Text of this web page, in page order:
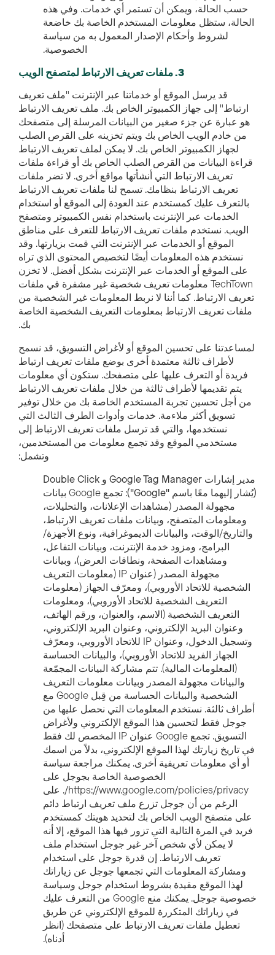
حسب الحالة، ويمكن أن تستمر أي خدمات. وفي هذه
الحالة، ستظل معلومات المستخدم الخاصة بك خاضعة
لشروط وأحكام الإصدار المعمول به من سياسة
الخصوصية.
قد يرسل الموقع أو خدماتنا عبر الإنترنت "ملف تعريف
ارتباط" إلى جهاز الكمبيوتر الخاص بك. ملف تعريف الارتباط
هو عبارة عن جزء صغير من البيانات المرسلة إلى متصفحك
من خادم الويب الخاص بك ويتم تخزينه على القرص الصلب
لجهاز الكمبيوتر الخاص بك. لا يمكن لملف تعريف الارتباط
قراءة البيانات من القرص الصلب الخاص بك أو قراءة ملفات
تعريف الارتباط التي أنشأتها مواقع أخرى. لا تضر ملفات
تعريف الارتباط بنظامك. تسمح لنا ملفات تعريف الارتباط
بالتعرف عليك كمستخدم عند العودة إلى الموقع أو استخدام
الخدمات عبر الإنترنت باستخدام نفس الكمبيوتر ومتصفح
الويب. نستخدم ملفات تعريف الارتباط للتعرف على مناطق
الموقع أو الخدمات عبر الإنترنت التي قمت بزيارتها. وقد
نستخدم هذه المعلومات أيضًا لتخصيص المحتوى الذي تراه
على الموقع أو الخدمات عبر الإنترنت بشكل أفضل. لا تخزن
TechTown معلومات تعريف شخصية غير مشفرة في ملفات
تعريف الارتباط. كما أننا لا نربط المعلومات غير الشخصية من
ملفات تعريف الارتباط بمعلومات التعريف الشخصية الخاصة
بك.
لمساعدتنا على تحسين الموقع أو لأغراض التسويق، قد نسمح
لأطراف ثالثة معتمدة أخرى بوضع ملفات تعريف ارتباط
فريدة أو التعرف عليها على متصفحك. ستكون أي معلومات
يتم تقديمها لأطراف ثالثة من خلال ملفات تعريف الارتباط
من أجل تحسين تجربة المستخدم الخاصة بك من خلال توفير
تسويق أكثر ملاءمة. خدمات وأدوات الطرف الثالث التي
نستخدمها، والتي قد ترسل ملفات تعريف الارتباط إلى
مستخدمي الموقع وقد تجمع معلومات من المستخدمين،
وتشمل:
مدير إشارات Google Tag Manager و Double Click
(يُشار إليهما معًا باسم "Google")
: تجمع Google بيانات
مجهولة المصدر (مشاهدات الإعلانات، والتحليلات،
ومعلومات المتصفح، وبيانات ملفات تعريف الارتباط،
والتاريخ/الوقت، والبيانات الديموغرافية، ونوع الأجهزة/
البرامج، ومزود خدمة الإنترنت، وبيانات التفاعل،
ومشاهدات الصفحة، ونطاقات العرض)، وبيانات
مجهولة المصدر (عنوان IP (معلومات التعريف
الشخصية للاتحاد الأوروبي)، ومعرّف الجهاز (معلومات
التعريف الشخصية للاتحاد الأوروبي)، ومعلومات
التعريف الشخصية (الاسم، والعنوان، ورقم الهاتف،
وعنوان البريد الإلكتروني، وعنوان البريد الإلكتروني،
وتسجيل الدخول، وعنوان IP للاتحاد الأوروبي، ومعرّف
الجهاز الفريد للاتحاد الأوروبي)، والبيانات الحساسة
(المعلومات المالية). تتم مشاركة البيانات المجمّعة
والبيانات مجهولة المصدر وبيانات معلومات التعريف
الشخصية والبيانات الحساسة من قِبل Google مع
أطراف ثالثة. نستخدم المعلومات التي نحصل عليها من
جوجل فقط لتحسين هذا الموقع الإلكتروني ولأغراض
التسويق. تجمع Google عنوان IP المخصص لك فقط
في تاريخ زيارتك لهذا الموقع الإلكتروني، بدلاً من اسمك
أو أي معلومات تعريفية أخرى. يمكنك مراجعة سياسة
الخصوصية الخاصة بجوجل على
https://www.google.com/policies/privacy/. على
الرغم من أن جوجل تزرع ملف تعريف ارتباط دائم
على متصفح الويب الخاص بك لتحديد هويتك كمستخدم
فريد في المرة التالية التي تزور فيها هذا الموقع، إلا أنه
لا يمكن لأي شخص آخر غير جوجل استخدام ملف
تعريف الارتباط. إن قدرة جوجل على استخدام
ومشاركة المعلومات التي تجمعها جوجل عن زياراتك
لهذا الموقع مقيدة بشروط استخدام جوجل وسياسة
خصوصية جوجل. يمكنك منع Google من التعرف عليك
في زياراتك المتكررة للموقع الإلكتروني عن طريق
تعطيل ملفات تعريف الارتباط على متصفحك (انظر
أدناه).